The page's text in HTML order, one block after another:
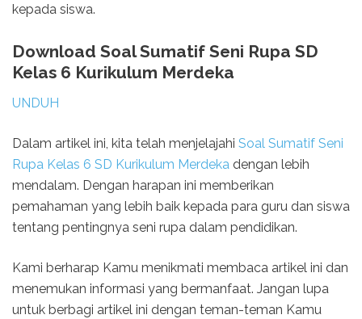
kepada siswa.
Download Soal Sumatif Seni Rupa SD
Kelas 6 Kurikulum Merdeka
UNDUH
Dalam artikel ini, kita telah menjelajahi Soal Sumatif Seni
Rupa Kelas 6 SD Kurikulum Merdeka dengan lebih
mendalam. Dengan harapan ini memberikan
pemahaman yang lebih baik kepada para guru dan siswa
tentang pentingnya seni rupa dalam pendidikan.
Kami berharap Kamu menikmati membaca artikel ini dan
menemukan informasi yang bermanfaat. Jangan lupa
untuk berbagi artikel ini dengan teman-teman Kamu